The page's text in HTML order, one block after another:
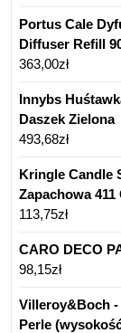
Portus Cale
Diffuser Refill
363,00zł
Innybs
Daszek Zielona
493,68zł
Kringle Candle
Zapachowa 411
113,75zł
CARO DECO
98,15zł
Villeroy&Boch
Perle